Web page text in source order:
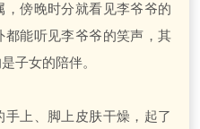
傍晚时分就看见李爷爷的
能听见李爷爷的笑声，其
子女的陪伴。
手上、脚上皮肤干燥，起了